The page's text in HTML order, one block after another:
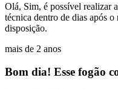
Olá, Sim, é possível realizar
técnica dentro de dias após
disposição.
mais de 2 anos
Bom dia! Esse fogão